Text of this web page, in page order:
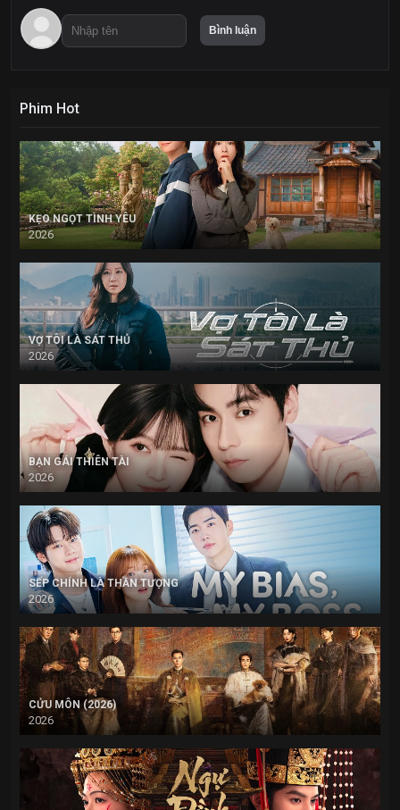
Phim Hot
KẸO NGỌT TÌNH YÊU
2026
VỢ TÔI LÀ SÁT THỦ
2026
BẠN GÁI THIÊN TÀI
2026
SẾP CHÍNH LÀ THẦN TƯỢNG
2026
CỬU MÔN (2026)
2026